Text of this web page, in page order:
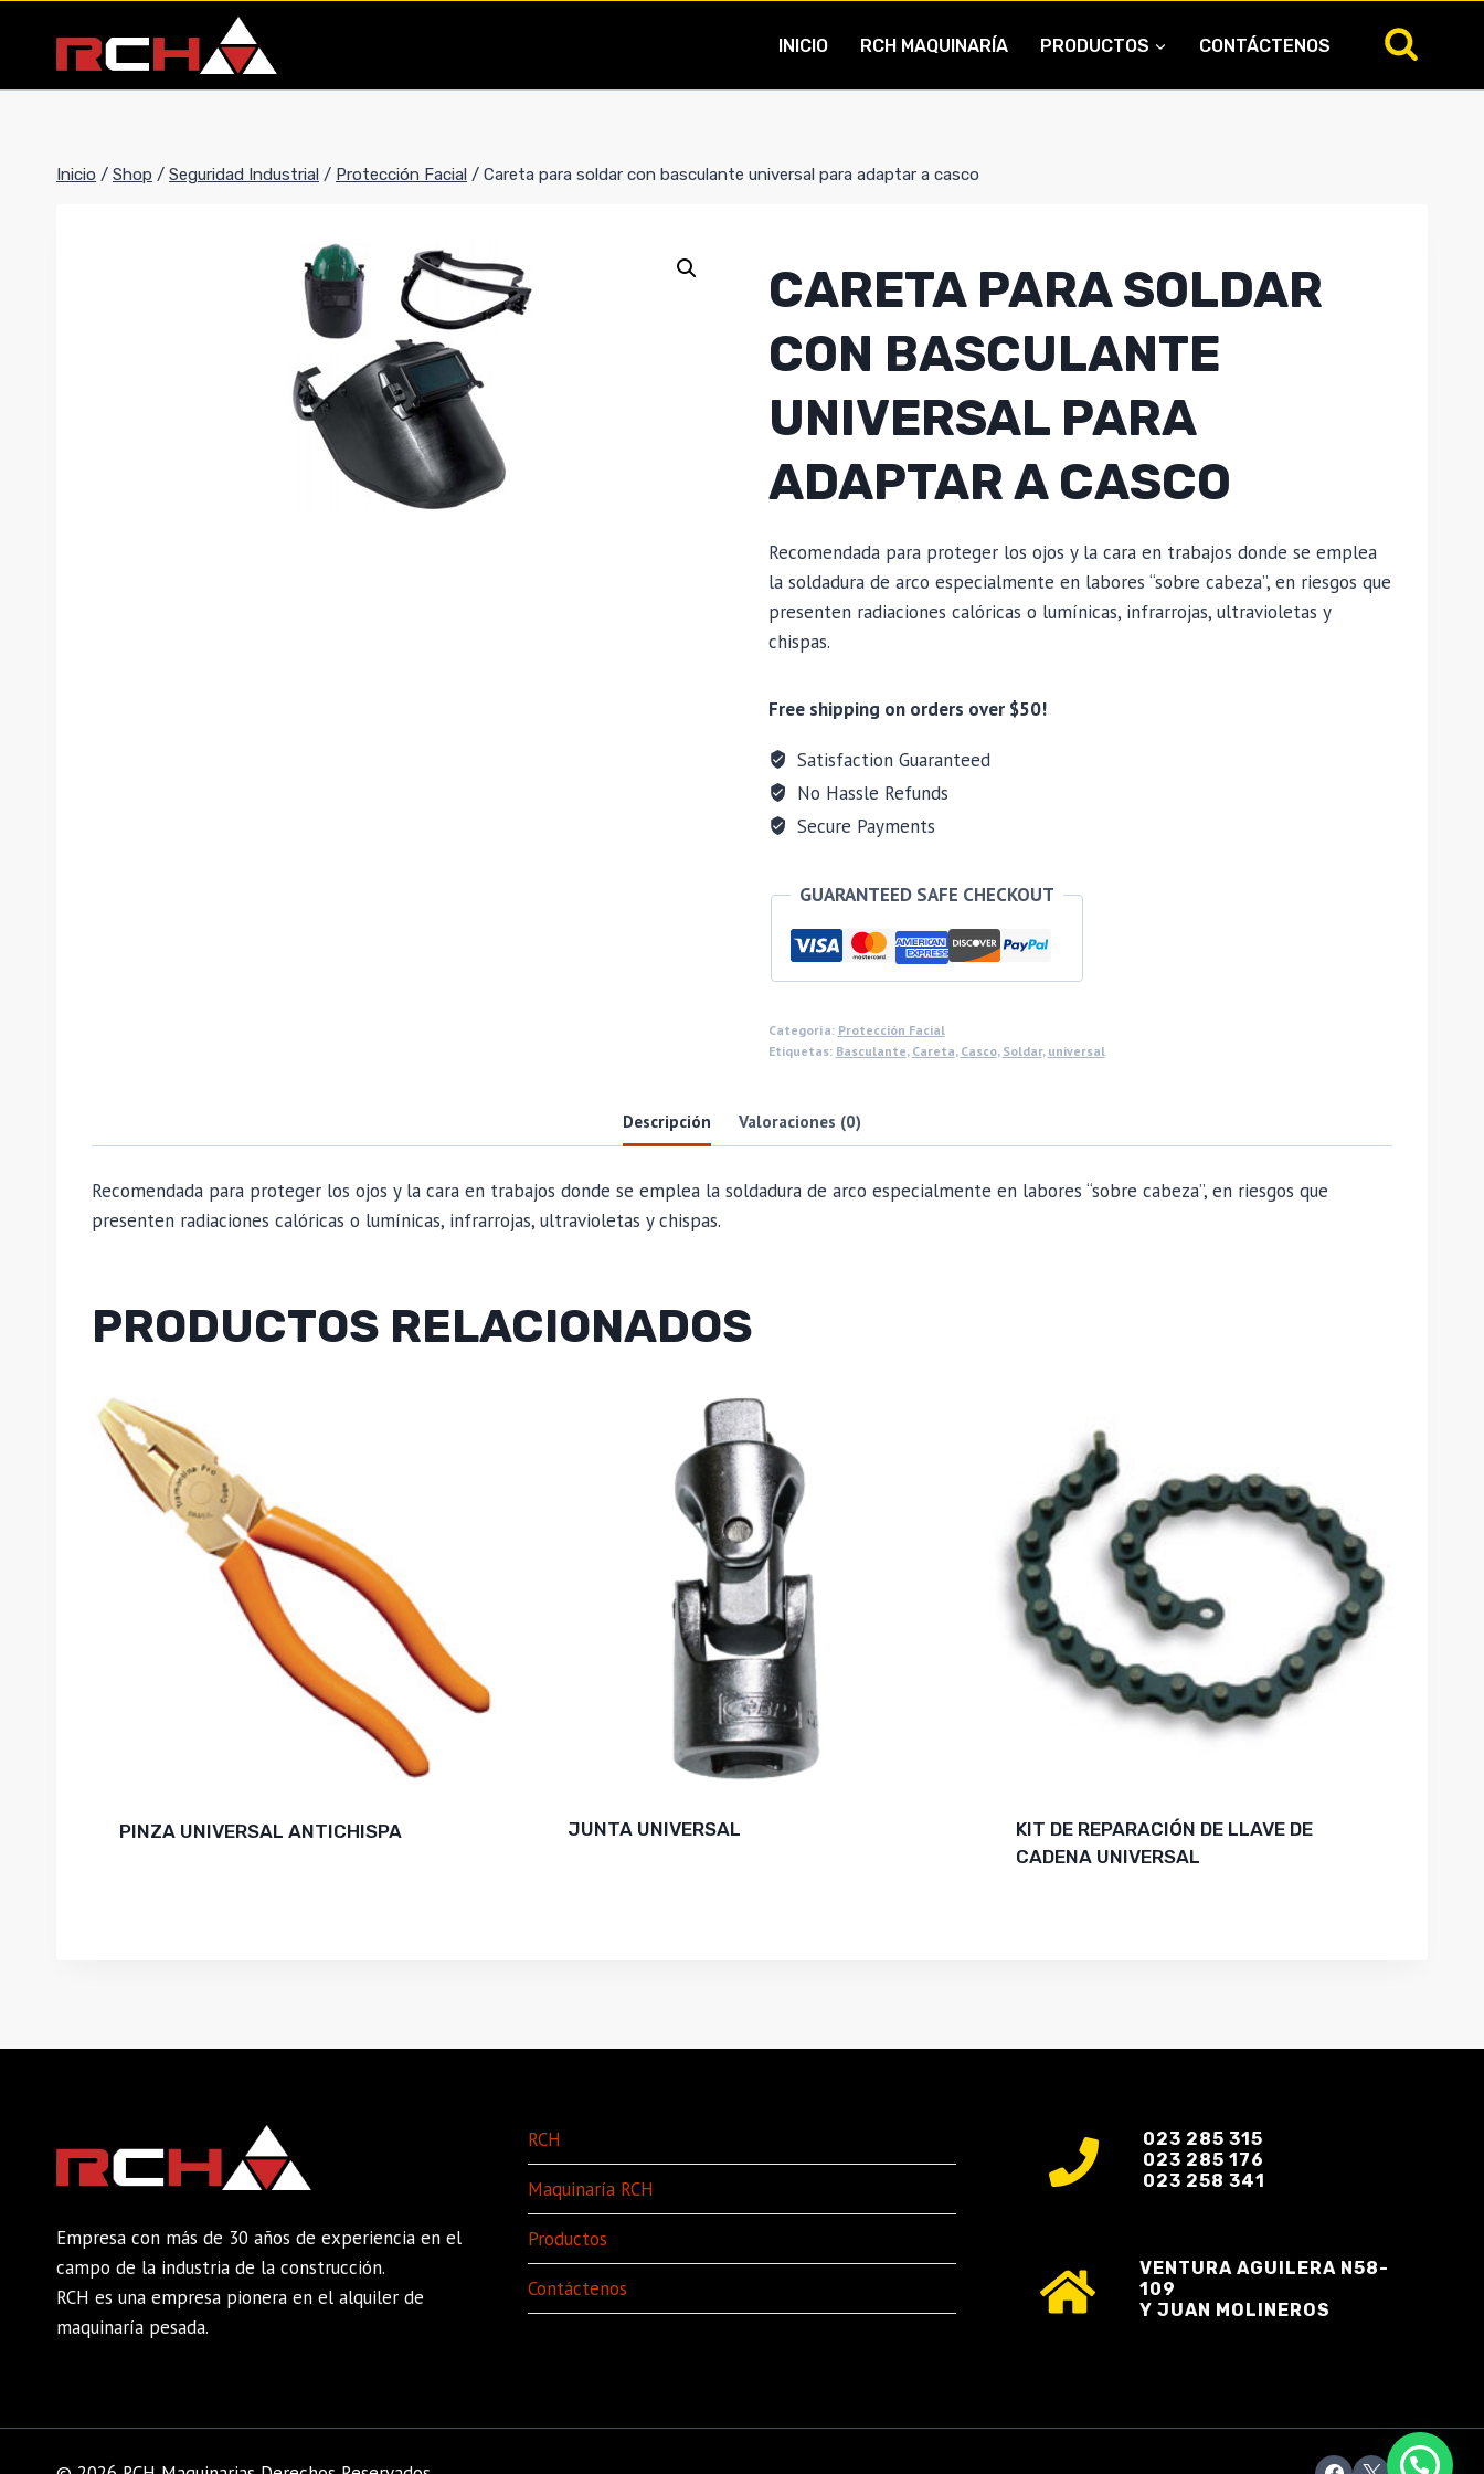
contenido
INICIO RCH MAQUINARÍA PRODUCTOS CONTÁCTENOS
Inicio / Shop / Seguridad Industrial / Protección Facial / Careta para soldar con basculante universal para adaptar a casco
CARETA PARA SOLDAR
CON BASCULANTE
UNIVERSAL PARA
ADAPTAR A CASCO
Recomendada para proteger los ojos y la cara en trabajos donde se emplea
la soldadura de arco especialmente en labores “sobre cabeza”, en riesgos que
presenten radiaciones calóricas o lumínicas, infrarrojas, ultravioletas y
chispas.
Free shipping on orders over $50!
Satisfaction Guaranteed
No Hassle Refunds
Secure Payments
GUARANTEED SAFE CHECKOUT
Categoría: Protección Facial
Etiquetas: Basculante, Careta, Casco, Soldar, universal
Descripción Valoraciones (0)
Recomendada para proteger los ojos y la cara en trabajos donde se emplea la soldadura de arco especialmente en labores “sobre cabeza”, en riesgos que
presenten radiaciones calóricas o lumínicas, infrarrojas, ultravioletas y chispas.
PRODUCTOS RELACIONADOS
PINZA UNIVERSAL ANTICHISPA JUNTA UNIVERSAL
KIT DE REPARACIÓN DE LLAVE DE
CADENA UNIVERSAL
Empresa con más de 30 años de experiencia en el
campo de la industria de la construcción.
RCH es una empresa pionera en el alquiler de
maquinaría pesada.
RCH
Maquinaría RCH
Productos
Contáctenos
023 285 315
023 285 176
023 258 341
VENTURA AGUILERA N58-
109
Y JUAN MOLINEROS